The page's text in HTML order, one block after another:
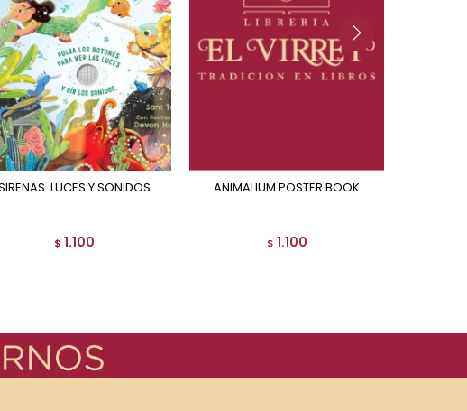
SIRENAS. LUCES Y SONIDOS
$ 1.100
ANIMALIUM POSTER BOOK
$ 1.100